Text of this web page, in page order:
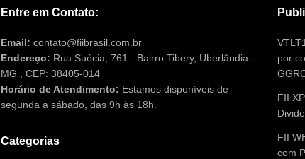
Entre em Contato:
Email: contato@fiibrasil.com.br
Endereço: Rua Suécia, 761 - Bairro Tibery, Uberlândia -
MG , CEP: 38405-014
Horário de Atendimento: Estamos disponíveis de
segunda a sábado, das 9h às 18h.
Categorias
por
FII
FII
com